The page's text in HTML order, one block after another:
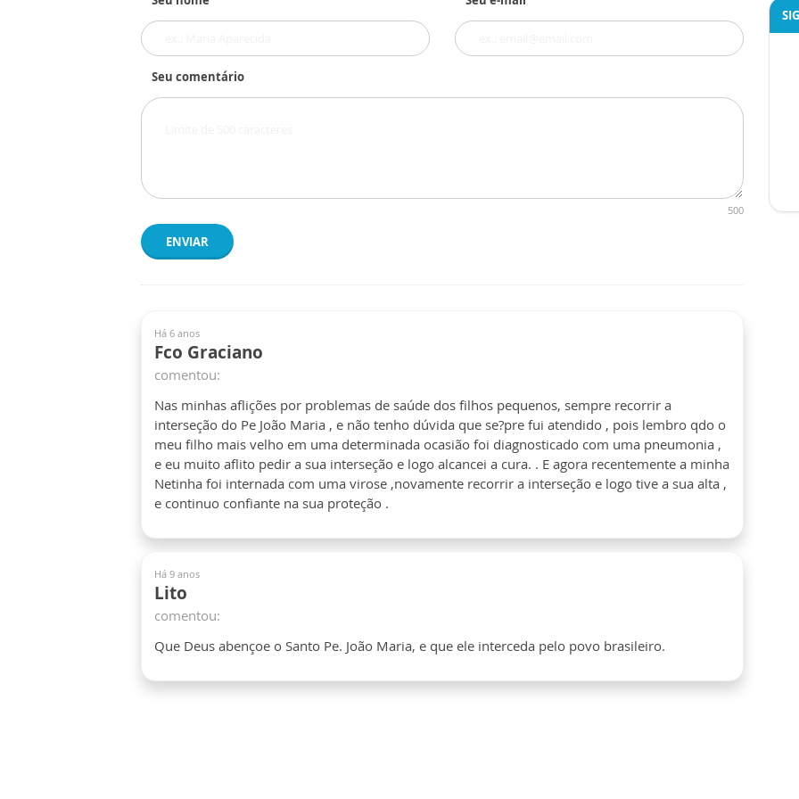
Seu comentário
500
ENVIAR
Há 6 anos
Fco Graciano
comentou:
Nas minhas aflições por problemas de saúde dos filhos pequenos, sempre recorrir a
interseção do Pe João Maria , e não tenho dúvida que se?pre fui atendido , pois lembro qdo o
meu filho mais velho em uma determinada ocasião foi diagnosticado com uma pneumonia ,
e eu muito aflito pedir a sua interseção e logo alcancei a cura. . E agora recentemente a minha
Netinha foi internada com uma virose ,novamente recorrir a interseção e logo tive a sua alta ,
e continuo confiante na sua proteção .
Há 9 anos
Lito
comentou:
Que Deus abençoe o Santo Pe. João Maria, e que ele interceda pelo povo brasileiro.